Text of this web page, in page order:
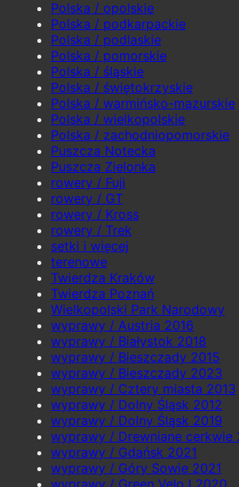
Polska / opolskie
Polska / podkarpackie
Polska / podlaskie
Polska / pomorskie
Polska / śląskie
Polska / świętokrzyskie
Polska / warmińsko-mazurskie
Polska / wielkopolskie
Polska / zachodniopomorskie
Puszcza Notecka
Puszcza Zielonka
rowery / Fuji
rowery / GT
rowery / Kross
rowery / Trek
setki i więcej
terenowe
Twierdza Kraków
Twierdza Poznań
Wielkopolski Park Narodowy
wyprawy / Austria 2016
wyprawy / Białystok 2018
wyprawy / Bieszczady 2015
wyprawy / Bieszczady 2023
wyprawy / Cztery miasta 2013
wyprawy / Dolny Śląsk 2012
wyprawy / Dolny Śląsk 2019
wyprawy / Drewniane cerkwie
wyprawy / Gdańsk 2021
wyprawy / Góry Sowie 2021